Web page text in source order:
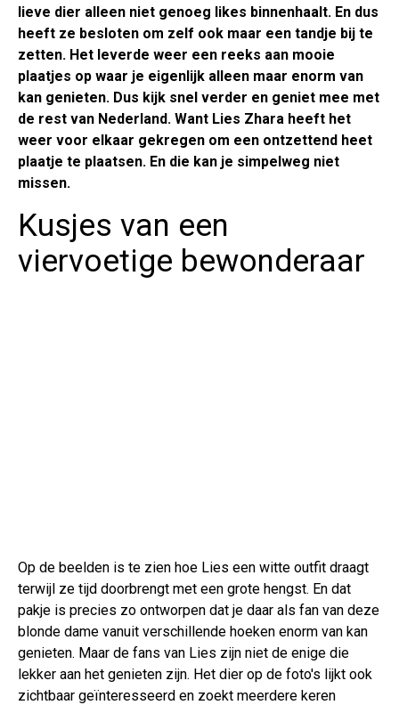
lieve dier alleen niet genoeg likes binnenhaalt. En dus
heeft ze besloten om zelf ook maar een tandje bij te
zetten. Het leverde weer een reeks aan mooie
plaatjes op waar je eigenlijk alleen maar enorm van
kan genieten. Dus kijk snel verder en geniet mee met
de rest van Nederland. Want Lies Zhara heeft het
weer voor elkaar gekregen om een ontzettend heet
plaatje te plaatsen. En die kan je simpelweg niet
missen.
Kusjes van een
viervoetige bewonderaar
Op de beelden is te zien hoe Lies een witte outfit draagt
terwijl ze tijd doorbrengt met een grote hengst. En dat
pakje is precies zo ontworpen dat je daar als fan van deze
blonde dame vanuit verschillende hoeken enorm van kan
genieten. Maar de fans van Lies zijn niet de enige die
lekker aan het genieten zijn. Het dier op de foto's lijkt ook
zichtbaar geïnteresseerd en zoekt meerdere keren